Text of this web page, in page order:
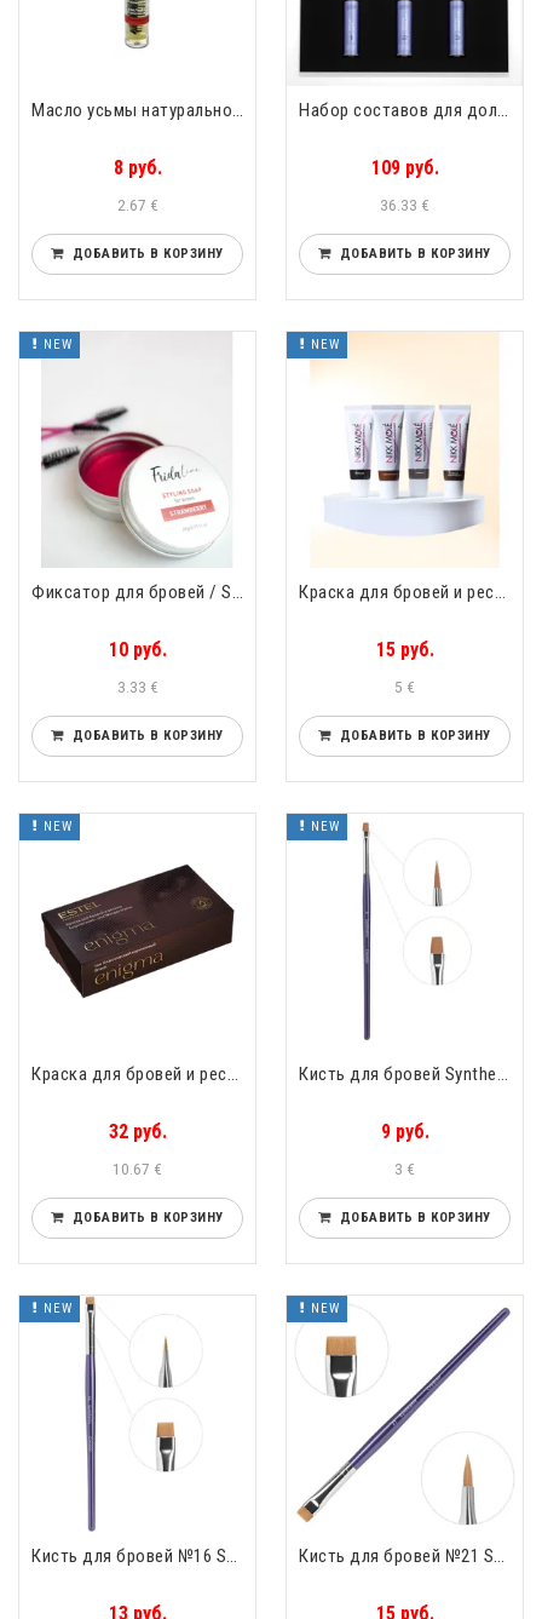
8 руб.
2.67 €
ДОБАВИТЬ В КОРЗИНУ
109 руб.
36.33 €
ДОБАВИТЬ В КОРЗИНУ
NEW
10 руб.
3.33 €
ДОБАВИТЬ В КОРЗИНУ
NEW
15 руб.
5 €
ДОБАВИТЬ В КОРЗИНУ
NEW
32 руб.
10.67 €
ДОБАВИТЬ В КОРЗИНУ
NEW
9 руб.
3 €
ДОБАВИТЬ В КОРЗИНУ
NEW
13 руб.
NEW
15 руб.